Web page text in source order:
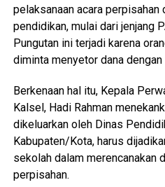
pelaksanaan acara perpisahan
pendidikan, mulai dari jenjang
Pungutan ini terjadi karena
diminta menyetor dana
Berkenaan hal itu, Kepala
Kalsel, Hadi Rahman
dikeluarkan oleh Dinas
Kabupaten/Kota, harus
sekolah dalam merencanakan
perpisahan.